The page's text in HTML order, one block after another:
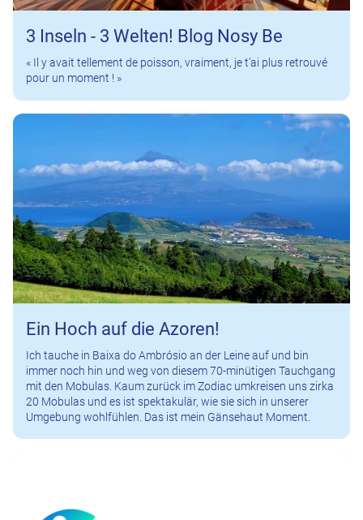
3 Inseln - 3 Welten! Blog Nosy Be
« Il y avait tellement de poisson, vraiment, je t’ai plus retrouvé
pour un moment ! »
Ein Hoch auf die Azoren!
Ich tauche in Baixa do Ambrósio an der Leine auf und bin
immer noch hin und weg von diesem 70-minütigen Tauchgang
mit den Mobulas. Kaum zurück im Zodiac umkreisen uns zirka
20 Mobulas und es ist spektakulär, wie sie sich in unserer
Umgebung wohlfühlen. Das ist mein Gänsehaut Moment.